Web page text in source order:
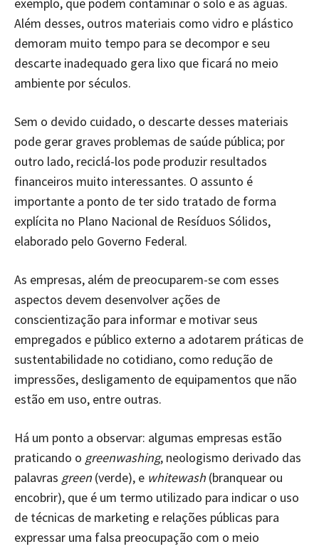
Além desses, outros materiais como vidro e plástico
demoram muito tempo para se decompor e seu
descarte inadequado gera lixo que ficará no meio
ambiente por séculos.
Sem o devido cuidado, o descarte desses materiais
pode gerar graves problemas de saúde pública; por
outro lado, reciclá-los pode produzir resultados
financeiros muito interessantes. O assunto é
importante a ponto de ter sido tratado de forma
explícita no Plano Nacional de Resíduos Sólidos,
elaborado pelo Governo Federal.
As empresas, além de preocuparem-se com esses
aspectos devem desenvolver ações de
conscientização para informar e motivar seus
empregados e público externo a adotarem práticas de
sustentabilidade no cotidiano, como redução de
impressões, desligamento de equipamentos que não
estão em uso, entre outras.
Há um ponto a observar: algumas empresas estão
praticando o greenwashing, neologismo derivado das
palavras green (verde), e whitewash (branquear ou
encobrir), que é um termo utilizado para indicar o uso
de técnicas de marketing e relações públicas para
expressar uma falsa preocupação com o meio